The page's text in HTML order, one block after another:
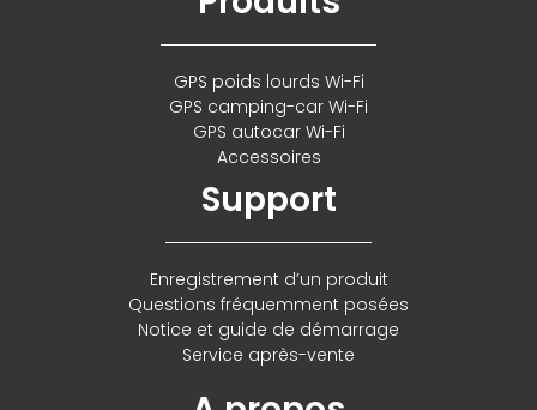
GPS poids lourds Wi-Fi
GPS camping-car Wi-Fi
GPS autocar Wi-Fi
Accessoires
Support
Enregistrement d’un produit
Questions fréquemment posées
Notice et guide de démarrage
Service après-vente